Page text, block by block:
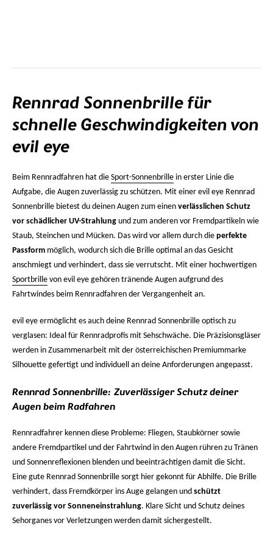
Rennrad Sonnenbrille für
schnelle Geschwindigkeiten von
evil eye
Beim Rennradfahren hat die Sport-Sonnenbrille in erster Linie die
Aufgabe, die Augen zuverlässig zu schützen. Mit einer evil eye Rennrad
Sonnenbrille bietest du deinen Augen zum einen verlässlichen Schutz
vor schädlicher UV-Strahlung und zum anderen vor Fremdpartikeln wie
Staub, Steinchen und Mücken. Das wird vor allem durch die perfekte
Passform möglich, wodurch sich die Brille optimal an das Gesicht
anschmiegt und verhindert, dass sie verrutscht. Mit einer hochwertigen
Sportbrille von evil eye gehören tränende Augen aufgrund des
Fahrtwindes beim Rennradfahren der Vergangenheit an.
evil eye ermöglicht es auch deine Rennrad Sonnenbrille optisch zu
verglasen: Ideal für Rennradprofis mit Sehschwäche. Die Präzisionsgläser
werden in Zusammenarbeit mit der österreichischen Premiummarke
Silhouette gefertigt und individuell an deine Anforderungen angepasst.
Rennrad Sonnenbrille: Zuverlässiger Schutz deiner
Augen beim Radfahren
Rennradfahrer kennen diese Probleme: Fliegen, Staubkörner sowie
andere Fremdpartikel und der Fahrtwind in den Augen rühren zu Tränen
und Sonnenreflexionen blenden und beeinträchtigen damit die Sicht.
Eine gute Rennrad Sonnenbrille sorgt hier gekonnt für Abhilfe. Die Brille
verhindert, dass Fremdkörper ins Auge gelangen und schützt
zuverlässig vor Sonneneinstrahlung. Klare Sicht und Schutz deines
Sehorganes vor Verletzungen werden damit sichergestellt.